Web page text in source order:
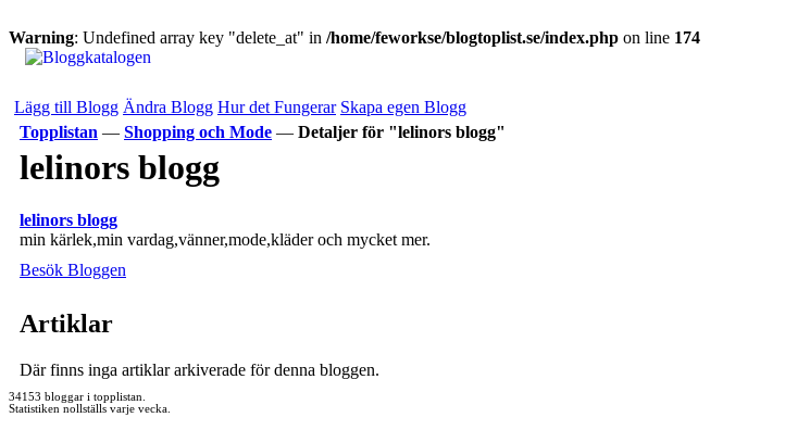
Warning: Undefined array key "delete_at" in /home/feworkse/blogtoplist.se/index.php on line 174
Lägg till Blogg Ändra Blogg Hur det Fungerar Skapa egen Blogg
Topplistan — Shopping och Mode — Detaljer för "lelinors blogg"
lelinors blogg
lelinors blogg
min kärlek,min vardag,vänner,mode,kläder och mycket mer.
Besök Bloggen
Artiklar
Där finns inga artiklar arkiverade för denna bloggen.
34153 bloggar i topplistan.
Statistiken nollställs varje vecka.